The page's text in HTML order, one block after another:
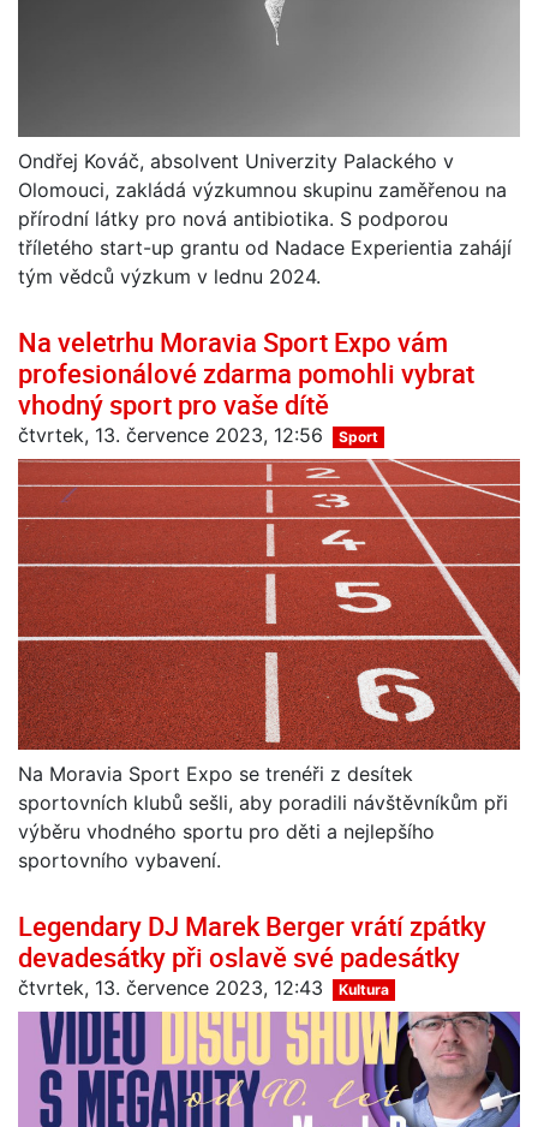
Ondřej Kováč, absolvent Univerzity Palackého v
Olomouci, zakládá výzkumnou skupinu zaměřenou na
přírodní látky pro nová antibiotika. S podporou
tříletého start-up grantu od Nadace Experientia zahájí
tým vědců výzkum v lednu 2024.
Na veletrhu Moravia Sport Expo vám
profesionálové zdarma pomohli vybrat
vhodný sport pro vaše dítě
čtvrtek, 13. července 2023, 12:56 Sport
Na Moravia Sport Expo se trenéři z desítek
sportovních klubů sešli, aby poradili návštěvníkům při
výběru vhodného sportu pro děti a nejlepšího
sportovního vybavení.
Legendary DJ Marek Berger vrátí zpátky
devadesátky při oslavě své padesátky
čtvrtek, 13. července 2023, 12:43 Kultura